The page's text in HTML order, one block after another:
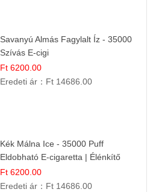
Savanyú Almás Fagylalt Íz - 35000
Szívás E-cigi
Ft 6200.00
Eredeti ár： Ft 14686.00
Kék Málna Ice - 35000 Puff
Eldobható E-cigaretta | Élénkítő
Gyümölcsös Frissesség!
Ft 6200.00
Eredeti ár： Ft 14686.00